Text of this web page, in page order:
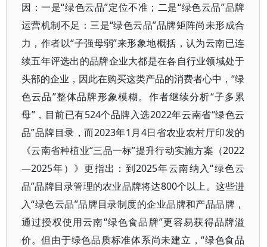
因：一是“绿色云品”定位不准；二是“绿色云品”品牌
运营机制不足：三是“绿色云品”品牌矩阵尚未形成合
力，作者以“子强母弱”来形象地概括，认为云南已连
续五年评选出的品牌企业大都是在各自行业领域处于
头部的企业，因此在购买这类产品的消费者心中，“绿
色云品”整体品牌形象模糊。作者继续分析“子多累
母”，目前已有524个品牌入选2022年云南省“绿色云
品”品牌目录，而2023年1月4日省农业农村厅印发的
《云南省种植业“三品一标”提升行动实施方案（2022
—2025年）》更指出：到2025年云南纳入“绿色云
品”品牌目录管理的农业品牌将达800个以上。这些进
入“绿色云品”品牌目录制度的企业品牌和产品品牌，
通过授权使用云南“绿色食品牌”更容易获得品牌溢
价。但由于绿色品质标准体系尚未建立，“绿色食品